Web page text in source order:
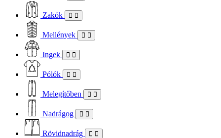
Zakók
Mellények
Ingek
Pólók
Melegítőben
Nadrágog
Rövidnadrág